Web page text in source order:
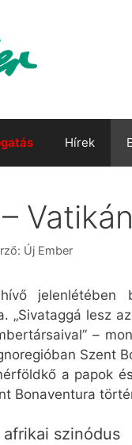
Hírek
Új Ember
jelenlétében
„Sivataggá lesz
–
Szent
a papok
Bonaventura
szinódus